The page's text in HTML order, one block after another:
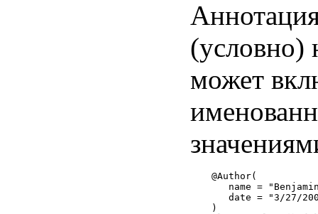
(условно)
может
@Author(
name =
date = "3/27/
)